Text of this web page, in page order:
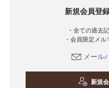
新規会員登
・全ての過去
・会員限定メ
メール
新規